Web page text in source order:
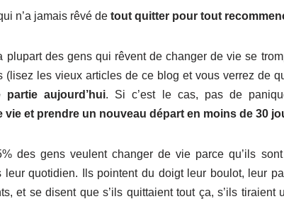
n’a jamais rêvé de tout quitter pour tout
plupart des gens qui rêvent de changer de vie se
(lisez les vieux articles de ce blog et vous verrez de
aujourd’hui. Si c’est le cas, pas de
vie et prendre un nouveau départ en moins de 30
des gens veulent changer de vie parce qu’ils
leur quotidien. Ils pointent du doigt leur boulot, leur
et se disent que s’ils quittaient tout ça, s’ils tiraient